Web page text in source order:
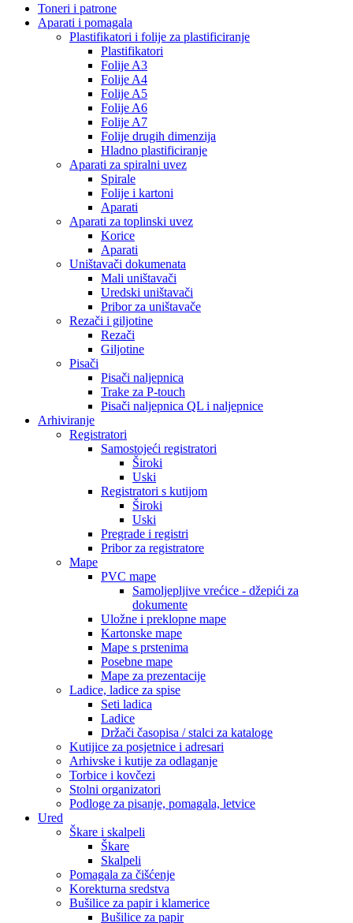
Toneri i patrone
Aparati i pomagala
Plastifikatori i folije za plastificiranje
Plastifikatori
Folije A3
Folije A4
Folije A5
Folije A6
Folije A7
Folije drugih dimenzija
Hladno plastificiranje
Aparati za spiralni uvez
Spirale
Folije i kartoni
Aparati
Aparati za toplinski uvez
Korice
Aparati
Uništavači dokumenata
Mali uništavači
Uredski uništavači
Pribor za uništavače
Rezači i giljotine
Rezači
Giljotine
Pisači
Pisači naljepnica
Trake za P-touch
Pisači naljepnica QL i naljepnice
Arhiviranje
Registratori
Samostojeći registratori
Široki
Uski
Registratori s kutijom
Široki
Uski
Pregrade i registri
Pribor za registratore
Mape
PVC mape
Samoljepljive vrećice - džepići za
dokumente
Uložne i preklopne mape
Kartonske mape
Mape s prstenima
Posebne mape
Mape za prezentacije
Ladice, ladice za spise
Seti ladica
Ladice
Držači časopisa / stalci za kataloge
Kutijice za posjetnice i adresari
Arhivske i kutije za odlaganje
Torbice i kovčezi
Stolni organizatori
Podloge za pisanje, pomagala, letvice
Ured
Škare i skalpeli
Škare
Skalpeli
Pomagala za čišćenje
Korekturna sredstva
Bušilice za papir i klamerice
Bušilice za papir